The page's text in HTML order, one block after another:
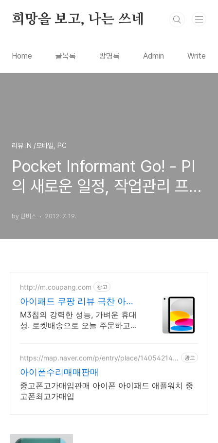
희망을 보고, 나는 쓰네
Home 글목록 방명록 Admin Write
리뷰 iN /모바일, PC
Pocket Informant Go! - PI
의 새로운 일정, 작업관리 프로
셜 앱)
by 단비스 2012. 7. 19.
http://m.coupang.com 광고
아이패드 쿠팡 리뷰 극찬 아이
패드
M3칩의 강력한 성능, 가벼운 휴대
성. 로켓배송으로 오늘 주문하고
필기까지 편리하게!
https://map.naver.com/p/entry/place/140542142
광고
아이폰수리매매판매
중고폰고가매입판매 아이폰 아이패드 애플워치 중
고폰최고가매입